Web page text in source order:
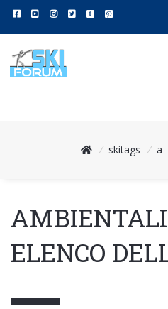
/ skitags / a
ELENCO